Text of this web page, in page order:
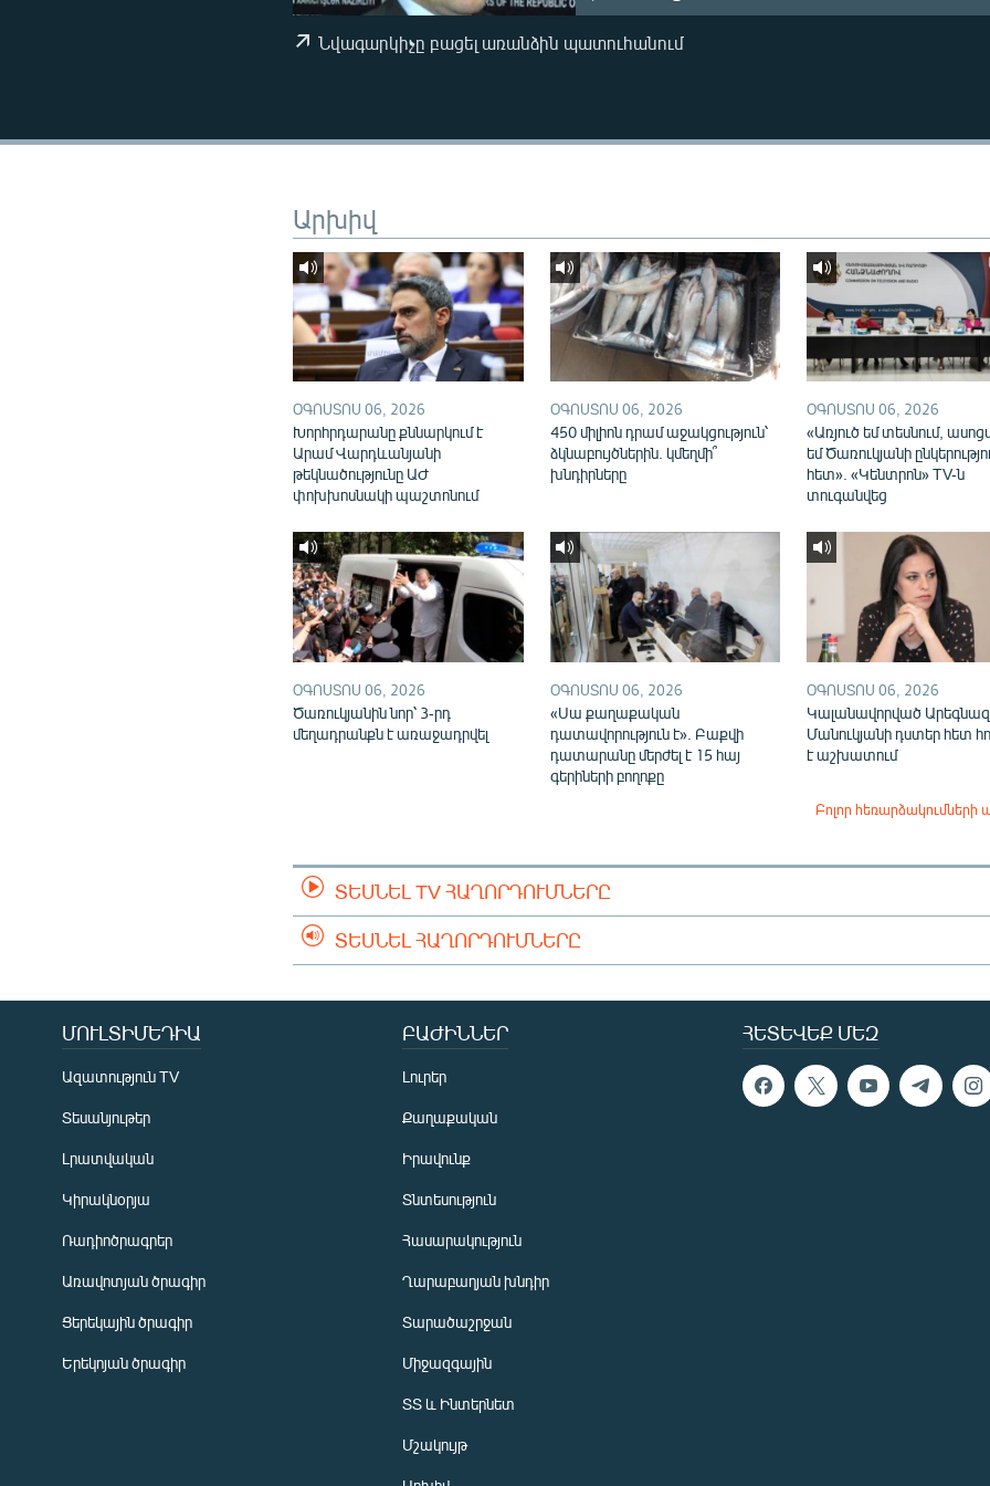
Նվագարկիչը բացել առանձին պատուհանում
Արխիվ
ՕԳՈՍՏՈՍ 06, 2026
Խորհրդարանը քննարկում է
Արամ Վարդևանյանի
թեկնածությունը ԱԺ
փոխխոսնակի պաշտոնում
ՕԳՈՍՏՈՍ 06, 2026
450 միլիոն դրամ աջակցություն՝
ձկնաբույծներին. կմեղմի՞
խնդիրները
ՕԳՈՍՏՈՍ 06, 2026
«Առյուծ եմ տեսնում,
եմ Ծառուկյանի
հետ». «Կենտրոն» TV-ն
տուգանվեց
ՕԳՈՍՏՈՍ 06, 2026
Ծառուկյանին նոր՝ 3-րդ
մեղադրանքն է առաջադրվել
ՕԳՈՍՏՈՍ 06, 2026
«Սա քաղաքական
դատավորություն է». Բաքվի
դատարանը մերժել է 15 հայ
գերիների բողոքը
ՕԳՈՍՏՈՍ 06, 2026
Կալանավորված Արեգնազ
Մանուկյանի դստեր հետ
է աշխատում
Բոլոր հեռարձակումների
ՏԵՍՆԵԼ TV ՀԱՂՈՐԴՈՒՄՆԵՐԸ
ՏԵՍՆԵԼ ՀԱՂՈՐԴՈՒՄՆԵՐԸ
ՀԵՏԵՎԵՔ ՄԵԶ
ՄՈՒԼՏԻՄԵԴԻԱ
Ազատություն TV
Տեսանյութեր
Լրատվական
Կիրակնօրյա
Ռադիոծրագրեր
Առավոտյան ծրագիր
Ցերեկային ծրագիր
Երեկոյան ծրագիր
ԲԱԺԻՆՆԵՐ
Լուրեր
Քաղաքական
Իրավունք
Տնտեսություն
Հասարակություն
Ղարաբաղյան խնդիր
Տարածաշրջան
Միջազգային
ՏՏ և Ինտերնետ
Մշակույթ